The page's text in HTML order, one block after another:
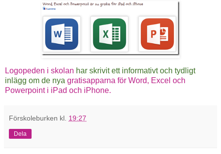
Logopeden i skolan har skrivit ett informativt och tydligt
inlägg om de nya gratisapparna för Word, Excel och
Powerpoint i iPad och iPhone.
Förskoleburken kl. 19:27
Dela